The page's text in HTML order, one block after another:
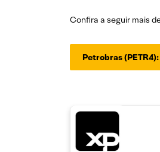
Confira a seguir mais
Petrobras